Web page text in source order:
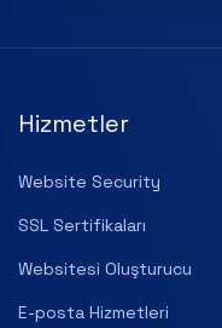
Hizmetler
Website Security
SSL Sertifikaları
Websitesi Oluşturucu
E-posta Hizmetleri